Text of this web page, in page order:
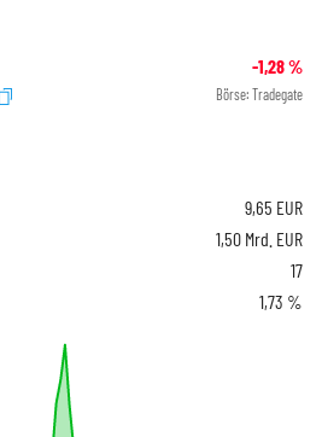
-1,28%
Börse: Tradegate
9,65 EUR
1,50 Mrd. EUR
17
1,73 %